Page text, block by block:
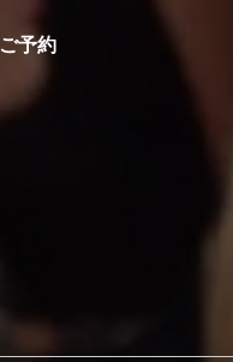
ご予約